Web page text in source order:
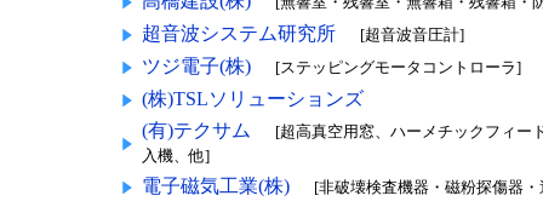
超音波システム研究所 [超音波音圧計]
ツジ電子(株) [ステッピングモータコントローラ]
(株)TSLソリューションズ
(有)テクサム
[超高真空用窓、ハーメチックフィー
入機、他]
電子磁気工業(株) [非破壊検査機器・磁粉探傷器